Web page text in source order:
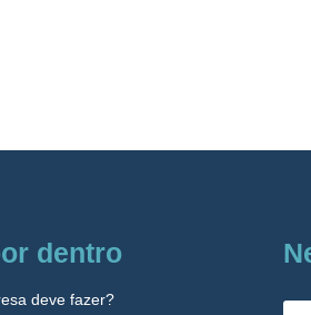
dentro
deve fazer?